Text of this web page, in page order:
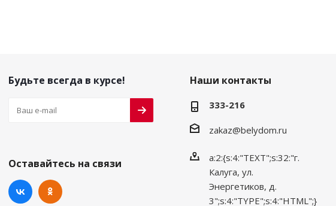
Будьте всегда в курсе!
Оставайтесь на связи
Наши контакты
333-216
zakaz@belydom.ru
a:2:{s:4:"TEXT";s:32:"г.
Калуга, ул.
Энергетиков, д.
3";s:4:"TYPE";s:4:"HTML";}